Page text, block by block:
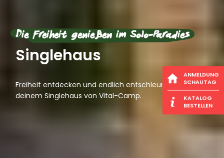
Die Freiheit genießen im Solo-Paradies
Singlehaus
Freiheit entdecken und endlich entschleunigen – in
deinem Singlehaus von Vital-Camp.
ANMELDUNG
SCHAUTAG
KATALOG
BESTELLEN